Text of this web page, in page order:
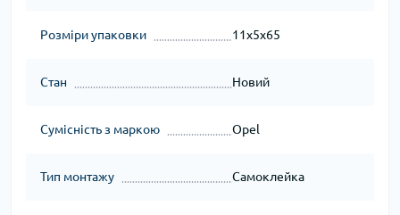
Розміри упаковки 11x5x65
Стан Новий
Сумісність з маркою Opel
Тип монтажу Самоклейка